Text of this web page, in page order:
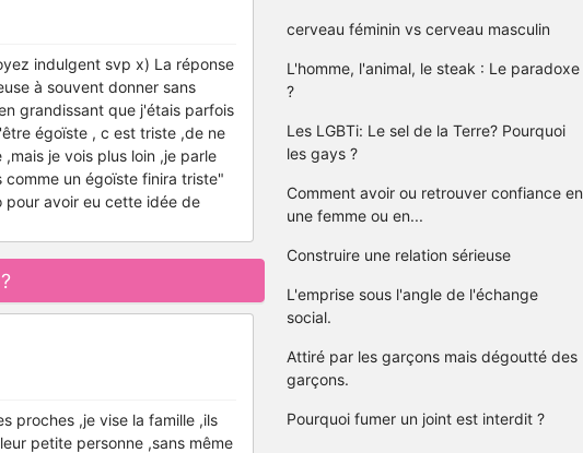
indulgent svp x) La réponse
à souvent donner sans
grandissant que j'étais parfois
égoïste , c est triste ,de ne
je vois plus loin ,je parle
un égoïste finira triste"
pour avoir eu cette idée de
proches ,je vise la famille ,ils
petite personne ,sans même
cerveau féminin vs cerveau masculin
L'homme, l'animal, le steak : Le paradoxe
?
Les LGBTi: Le sel de la Terre? Pourquoi
les gays ?
Comment avoir ou retrouver confiance en
une femme ou en...
Construire une relation sérieuse
L'emprise sous l'angle de l'échange
social.
Attiré par les garçons mais dégoutté des
garçons.
Pourquoi fumer un joint est interdit ?